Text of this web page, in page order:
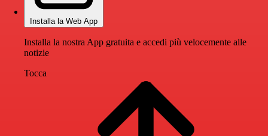
Installa la Web App
Installa la nostra App gratuita e accedi più velocemente alle
notizie
Tocca